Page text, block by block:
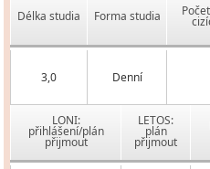
Délka studia Forma studia
3,0 Denní
LONI:
přihlášení/plán
přijmout
LETOS:
plán
přijmout